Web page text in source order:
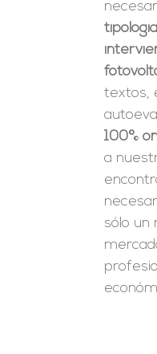
textos,
100%
a
sólo un